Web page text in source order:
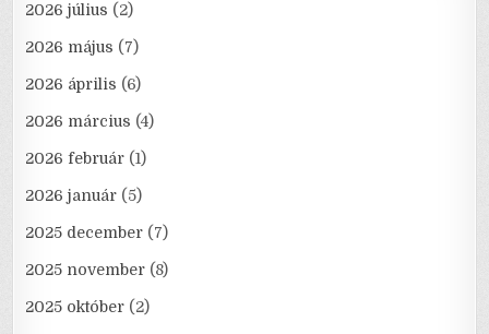
2026 július (2)
2026 május (7)
2026 április (6)
2026 március (4)
2026 február (1)
2026 január (5)
2025 december (7)
2025 november (8)
2025 október (2)